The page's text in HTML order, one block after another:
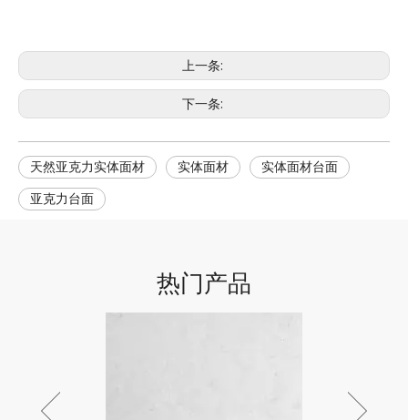
上一条:
下一条:
天然亚克力实体面材 实体面材
实体面材台面
亚克力台面
热门产品